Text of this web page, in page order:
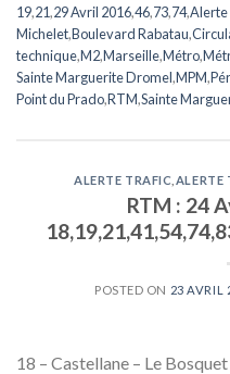
19,21,29 Avril 2016,46,73,74,Alerte
Michelet,Boulevard Rabatau,
technique,M2,Marseille,Métro,
Sainte Marguerite Dromel,MPM,
Point du Prado,RTM,Sainte
ALERTE TRAFIC ALERTE
RTM : 24
POSTED ON 23 AVRIL
18 – Castellane – Le